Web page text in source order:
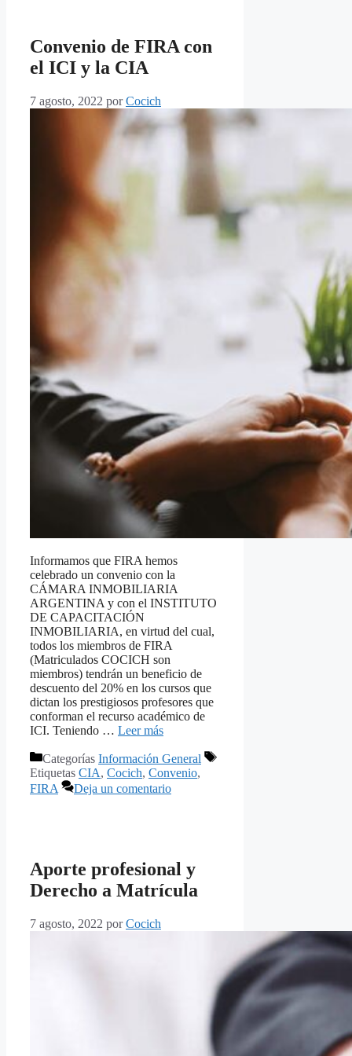
Convenio de FIRA con
el ICI y la CIA
7 agosto, 2022 porCocich
Informamos que FIRA hemos
celebrado un convenio con la
CÁMARA INMOBILIARIA
ARGENTINA y con el INSTITUTO
DE CAPACITACIÓN
INMOBILIARIA, en virtud del cual,
todos los miembros de FIRA
(Matriculados COCICH son
miembros) tendrán un beneficio de
descuento del 20% en los cursos que
dictan los prestigiosos profesores que
conforman el recurso académico de
ICI. Teniendo … Leer más
Categorías Información General
Etiquetas CIA, Cocich, Convenio,
FIRA
Deja un comentario
Aporte profesional y
Derecho a Matrícula
7 agosto, 2022 porCocich